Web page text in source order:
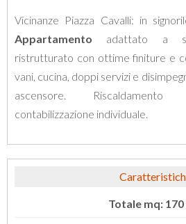
Vicinanze Piazza Cavalli: in
Appartamento adattato a
ristrutturato con ottime finiture e
vani, cucina, doppi servizi e
ascensore.
contabilizzazione individuale.
Totale mq: 170